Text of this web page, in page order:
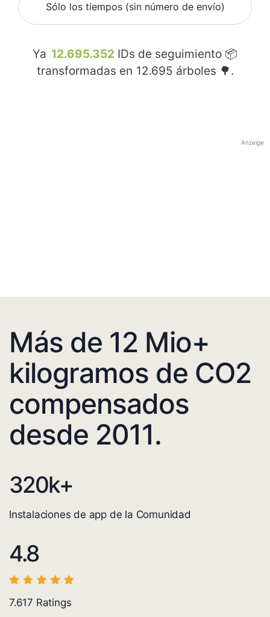
Sólo los tiempos (sin número de envío)
Ya 12.695.352 IDs de seguimiento 📦
transformadas en 12.695 árboles 🌳.
Anzeige
Más de 12 Mio+
kilogramos de CO2
compensados
desde 2011.
320k+
Instalaciones de app de la Comunidad
4.8
7.617 Ratings